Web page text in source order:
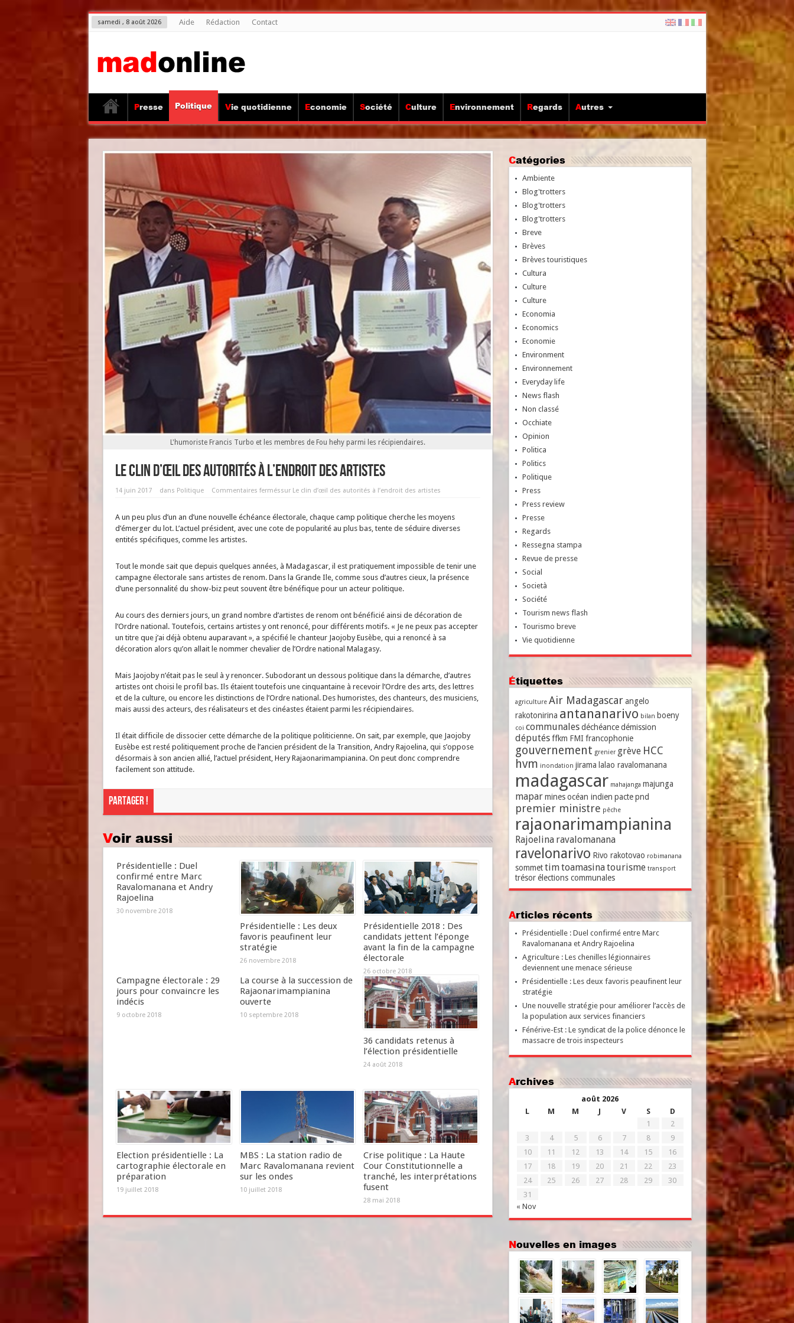
samedi , 8 août 2026 Aide Rédaction Contact
Presse Politique Vie quotidienne Economie Société Culture Environnement Regards Autres
L'humoriste Francis Turbo et les membres de Fou hehy parmi les récipiendaires.
Le clin d’œil des autorités à l’endroit des artistes
14 juin 2017 dans Politique Commentaires ferméssur Le clin d’œil des autorités à l’endroit des artistes
A un peu plus d’un an d’une nouvelle échéance électorale, chaque camp politique cherche les moyens
d’émerger du lot. L’actuel président, avec une cote de popularité au plus bas, tente de séduire diverses
entités spécifiques, comme les artistes.
Tout le monde sait que depuis quelques années, à Madagascar, il est pratiquement impossible de tenir une
campagne électorale sans artistes de renom. Dans la Grande Ile, comme sous d’autres cieux, la présence
d’une personnalité du show-biz peut souvent être bénéfique pour un acteur politique.
Au cours des derniers jours, un grand nombre d’artistes de renom ont bénéficié ainsi de décoration de
l’Ordre national. Toutefois, certains artistes y ont renoncé, pour différents motifs. « Je ne peux pas accepter
un titre que j’ai déjà obtenu auparavant », a spécifié le chanteur Jaojoby Eusèbe, qui a renoncé à sa
décoration alors qu’on allait le nommer chevalier de l’Ordre national Malagasy.
Mais Jaojoby n’était pas le seul à y renoncer. Subodorant un dessous politique dans la démarche, d’autres
artistes ont choisi le profil bas. Ils étaient toutefois une cinquantaine à recevoir l’Ordre des arts, des lettres
et de la culture, ou encore les distinctions de l’Ordre national. Des humoristes, des chanteurs, des musiciens,
mais aussi des acteurs, des réalisateurs et des cinéastes étaient parmi les récipiendaires.
Il était difficile de dissocier cette démarche de la politique politicienne. On sait, par exemple, que Jaojoby
Eusèbe est resté politiquement proche de l’ancien président de la Transition, Andry Rajoelina, qui s’oppose
désormais à son ancien allié, l’actuel président, Hery Rajaonarimampianina. On peut donc comprendre
facilement son attitude.
Partager !
Voir aussi
Présidentielle : Duel
confirmé entre Marc
Ravalomanana et Andry
Rajoelina
30 novembre 2018
Présidentielle : Les deux
favoris peaufinent leur
stratégie
26 novembre 2018
Présidentielle 2018 : Des
candidats jettent l’éponge
avant la fin de la campagne
électorale
26 octobre 2018
Campagne électorale : 29
jours pour convaincre les
indécis
9 octobre 2018
La course à la succession de
Rajaonarimampianina
ouverte
10 septembre 2018
36 candidats retenus à
l’élection présidentielle
24 août 2018
Election présidentielle : La
cartographie électorale en
préparation
19 juillet 2018
MBS : La station radio de
Marc Ravalomanana revient
sur les ondes
10 juillet 2018
Crise politique : La Haute
Cour Constitutionnelle a
tranché, les interprétations
fusent
28 mai 2018
Catégories
Ambiente
Blog'trotters
Blog'trotters
Blog'trotters
Breve
Brèves
Brèves touristiques
Cultura
Culture
Culture
Economia
Economics
Economie
Environment
Environnement
Everyday life
News flash
Non classé
Occhiate
Opinion
Politica
Politics
Politique
Press
Press review
Presse
Regards
Ressegna stampa
Revue de presse
Social
Società
Société
Tourism news flash
Tourismo breve
Vie quotidienne
Étiquettes
agriculture Air Madagascar angelo
rakotonirina antananarivo bilan boeny
coi communales déchéance démission
députés ffkm FMI francophonie
gouvernement grenier grève HCC
hvm inondation jirama lalao ravalomanana
madagascar mahajanga majunga
mapar mines océan indien pacte pnd
premier ministre pêche
rajaonarimampianina
Rajoelina ravalomanana
ravelonarivo Rivo rakotovao robimanana
sommet timtoamasinatourisme transport
trésor élections communales
Articles récents
Présidentielle : Duel confirmé entre Marc
Ravalomanana et Andry Rajoelina
Agriculture : Les chenilles légionnaires
deviennent une menace sérieuse
Présidentielle : Les deux favoris peaufinent leur
stratégie
Une nouvelle stratégie pour améliorer l’accès de
la population aux services financiers
Fénérive-Est : Le syndicat de la police dénonce le
massacre de trois inspecteurs
Archives
août 2026
L
M M J V S D
« Nov
1
2
3
4 5 6 7 8
9
10
11 12 13 14 15
16
17
18 19 20 21 22
23
24
25 26 27 28 29
30
31
Nouvelles en images